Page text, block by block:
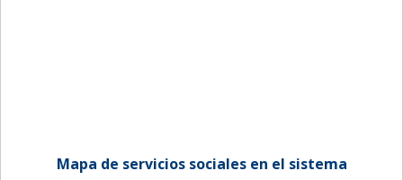
Mapa de servicios sociales en el sistema